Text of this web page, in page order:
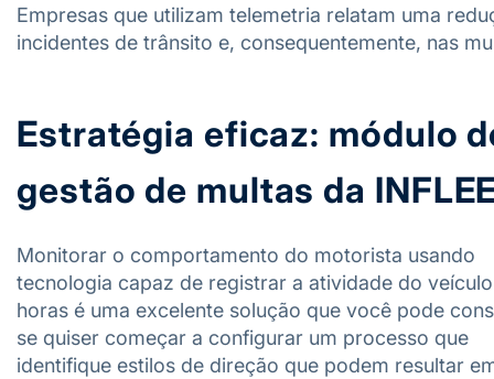
Empresas que utilizam telemetria relatam uma
incidentes de trânsito e, consequentemente, nas
Estratégia eficaz: módulo
gestão de multas da
Monitorar o comportamento do motorista usando
tecnologia capaz de registrar a atividade do
horas é uma excelente solução que você pode
se quiser começar a configurar um processo que
identifique estilos de direção que podem resultar